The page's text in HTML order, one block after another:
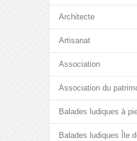
Architecte
Artisanat
Association
Association du
Balades ludiques à
Balades ludiques Île